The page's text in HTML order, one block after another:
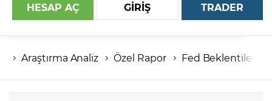
HESAP AÇ GİRİŞ
Hesap numaranız
Şifreniz
TRADER
Araştırma Analiz Özel Rapor Fed Beklentileri